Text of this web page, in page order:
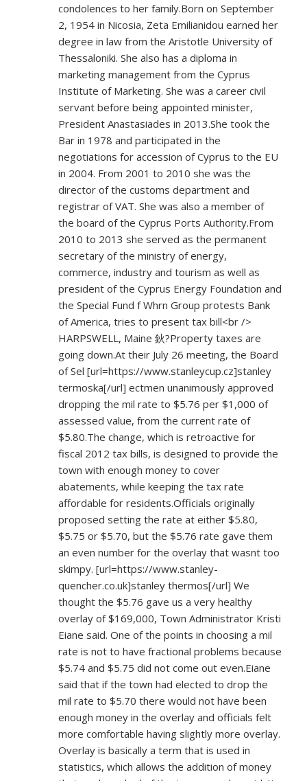
condolences to her family.Born on September
2, 1954 in Nicosia, Zeta Emilianidou earned her
degree in law from the Aristotle University of
Thessaloniki. She also has a diploma in
marketing management from the Cyprus
Institute of Marketing. She was a career civil
servant before being appointed minister,
President Anastasiades in 2013.She took the
Bar in 1978 and participated in the
negotiations for accession of Cyprus to the EU
in 2004. From 2001 to 2010 she was the
director of the customs department and
registrar of VAT. She was also a member of
the board of the Cyprus Ports Authority.From
2010 to 2013 she served as the permanent
secretary of the ministry of energy,
commerce, industry and tourism as well as
president of the Cyprus Energy Foundation and
the Special Fund f Whrn Group protests Bank
of America, tries to present tax bill<br />
HARPSWELL, Maine 鈥?Property taxes are
going down.At their July 26 meeting, the Board
of Sel [url=https://www.stanleycup.cz]stanley
termoska[/url] ectmen unanimously approved
dropping the mil rate to $5.76 per $1,000 of
assessed value, from the current rate of
$5.80.The change, which is retroactive for
fiscal 2012 tax bills, is designed to provide the
town with enough money to cover
abatements, while keeping the tax rate
affordable for residents.Officials originally
proposed setting the rate at either $5.80,
$5.75 or $5.70, but the $5.76 rate gave them
an even number for the overlay that wasnt too
skimpy. [url=https://www.stanley-
quencher.co.uk]stanley thermos[/url] We
thought the $5.76 gave us a very healthy
overlay of $169,000, Town Administrator Kristi
Eiane said. One of the points in choosing a mil
rate is not to have fractional problems because
$5.74 and $5.75 did not come out even.Eiane
said that if the town had elected to drop the
mil rate to $5.70 there would not have been
enough money in the overlay and officials felt
more comfortable having slightly more overlay.
Overlay is basically a term that is used in
statistics, which allows the addition of money